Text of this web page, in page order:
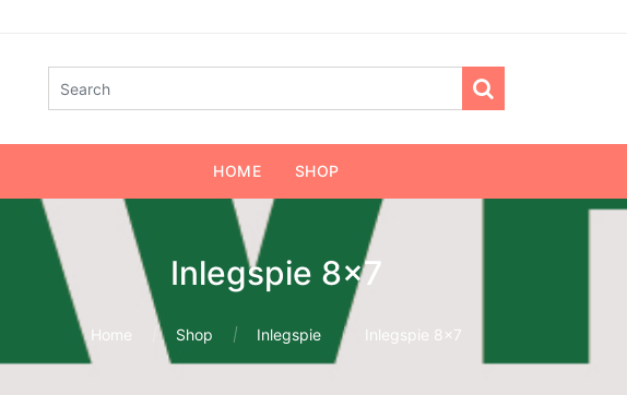
HOME SHOP
Inlegspie 8x7
Home Shop Inlegspie Inlegspie 8x7